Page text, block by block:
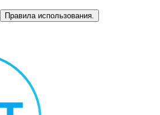
Правила использования.